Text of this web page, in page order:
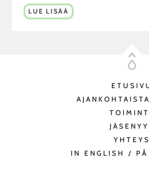
LUE LISÄÄ
YHTEYS
IN ENGLISH / PÅ